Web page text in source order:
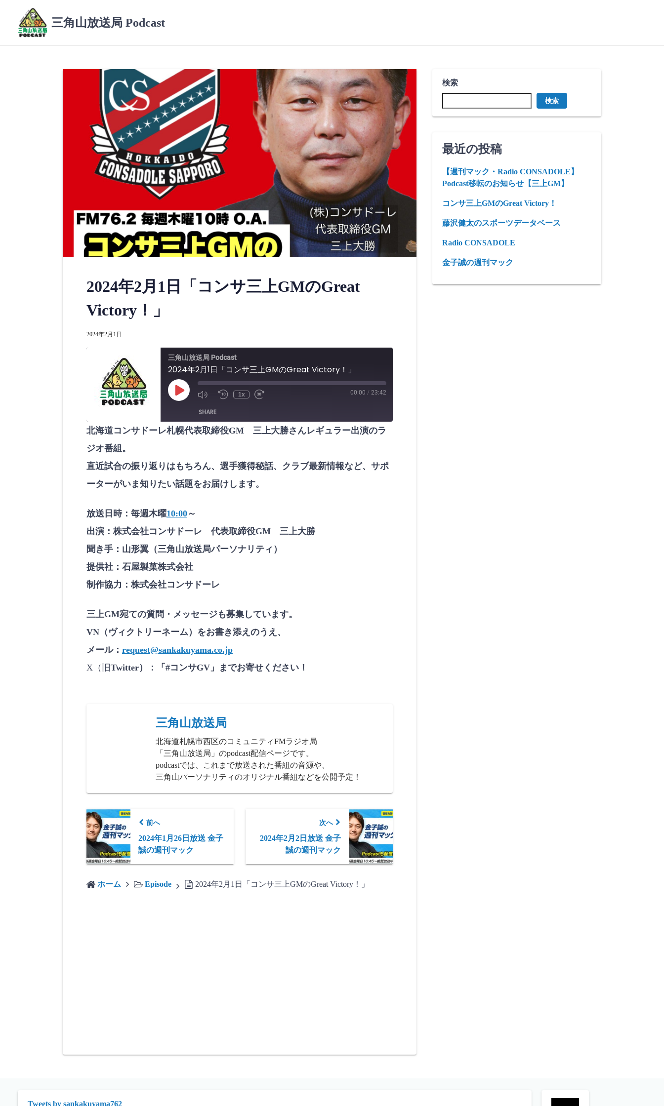
三角山放送局 Podcast
2024年2月1日「コンサ三上GMのGreat
Victory！」
2024年2月1日
三角山放送局 Podcast
2024年2月1日「コンサ三上GMのGreat Victory！」
P
l
E
p
i
e
1x 00:00 / 23:42
SHARE
SHARE
LINK
EMBED
北海道コンサドーレ札幌代表取締役GM 三上大勝さんレギュラー出演のラ
ジオ番組。
直近試合の振り返りはもちろん、選手獲得秘話、クラブ最新情報など、サポ
ーターがいま知りたい話題をお届けします。
放送日時：毎週木曜10:00～
出演：株式会社コンサドーレ 代表取締役GM 三上大勝
聞き手：山形翼（三角山放送局パーソナリティ）
提供社：石屋製菓株式会社
制作協力：株式会社コンサドーレ
三上GM宛ての質問・メッセージも募集しています。
VN（ヴィクトリーネーム）をお書き添えのうえ、
メール： request@sankakuyama.co.jp
X（旧Twitter）：「#コンサGV」までお寄せください！
三角山放送局
北海道札幌市西区のコミュニティFMラジオ局
「三角山放送局」のpodcast配信ページです。
podcastでは、これまで放送された番組の音源や、
三角山パーソナリティのオリジナル番組などを公開予定！
前へ
2024年1月26日放送 金子
誠の週刊マック
次へ
2024年2月2日放送 金子
誠の週刊マック
ホーム Episode 2024年2月1日「コンサ三上GMのGreat Victory！」
検索
検索
最近の投稿
【週刊マック・Radio CONSADOLE】
Podcast移転のお知らせ【三上GM】
コンサ三上GMのGreat Victory！
藤沢健太のスポーツデータベース
Radio CONSADOLE
金子誠の週刊マック
Tweets by sankakuyama762